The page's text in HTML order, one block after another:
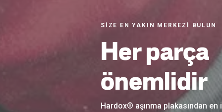
SIZE EN YAKIN MERKEZI BULUN
Her parça
önemlidir
Hardox® aşınma plakasından